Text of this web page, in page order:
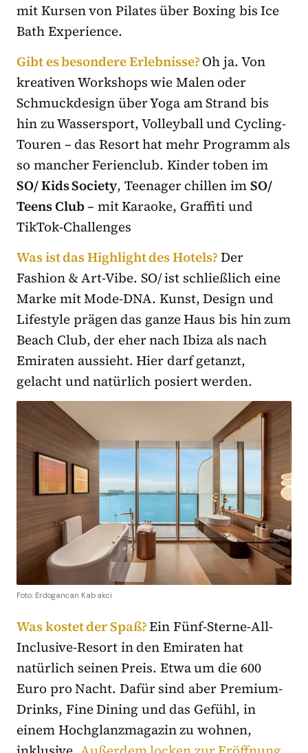
mit Kursen von Pilates über Boxing bis Ice
Bath Experience.
Gibt es besondere Erlebnisse?Oh ja. Von
kreativen Workshops wie Malen oder
Schmuckdesign über Yoga am Strand bis
hin zu Wassersport, Volleyball und Cycling-
Touren – das Resort hat mehr Programm als
so mancher Ferienclub. Kinder toben im
SO/ Kids Society, Teenager chillen imSO/
Teens Club– mit Karaoke, Graffiti und
TikTok-Challenges
Was ist das Highlight des Hotels?Der
Fashion & Art-Vibe. SO/ ist schließlich eine
Marke mit Mode-DNA. Kunst, Design und
Lifestyle prägen das ganze Haus bis hin zum
Beach Club, der eher nach Ibiza als nach
Emiraten aussieht. Hier darf getanzt,
gelacht und natürlich posiert werden.
Foto: Erdogancan Kabakci
Was kostet der Spaß?Ein Fünf-Sterne-All-
Inclusive-Resort in den Emiraten hat
natürlich seinen Preis. Etwa um die 600
Euro pro Nacht. Dafür sind aber Premium-
Drinks, Fine Dining und das Gefühl, in
einem Hochglanzmagazin zu wohnen,